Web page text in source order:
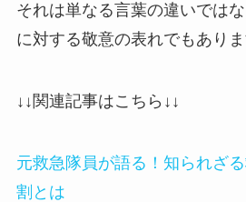
それは単なる言葉の違いでは
に対する敬意の表れでもありま
↓↓関連記事はこちら↓↓
元救急隊員が語る！知られざ
割とは